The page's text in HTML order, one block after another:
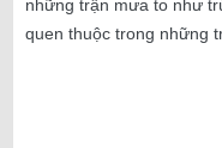
những trận mưa to như
quen thuộc trong những